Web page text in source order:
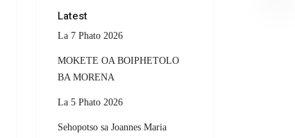
Latest
La 7 Phato 2026
MOKETE OA BOIPHETOLO
BA MORENA
La 5 Phato 2026
Sehopotso sa Joannes Maria